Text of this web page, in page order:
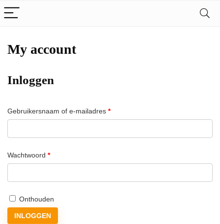
My account
Inloggen
Gebruikersnaam of e-mailadres *Vereist
Wachtwoord *Vereist
Onthouden
INLOGGEN